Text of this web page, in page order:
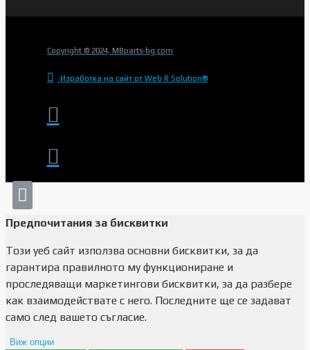
Copyright © 2024, MBparts-bg.com
Изработка на сайт от Web R Solution®
Предпочитания за бисквитки
Този уеб сайт използва основни бисквитки, за да
гарантира правилното му функциониране и
проследяващи маркетингови бисквитки, за да разбере
как взаимодействате с него. Последните ще се задават
само след вашето съгласие.
Виж опции